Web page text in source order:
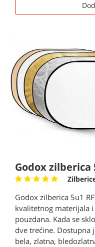
Godox zilberica
Godox zilberica 5u1
kvalitetnog materijala
pouzdana. Kada se
dve trećine. Dostupna
bela, zlatna,